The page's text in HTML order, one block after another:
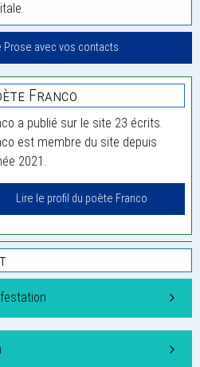
Prose avec vos contacts
Franco
a publié sur le site 23 écrits.
est membre du site depuis
2021.
Lire le profil du poète Franco